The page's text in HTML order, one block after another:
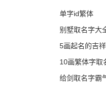
单字id繁体
别墅取名字大
5画起名的吉
10画繁体字取
给剑取名字霸